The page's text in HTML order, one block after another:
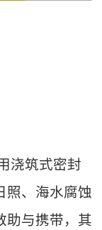
浇筑式密封
照、海水腐蚀
助与携带，其